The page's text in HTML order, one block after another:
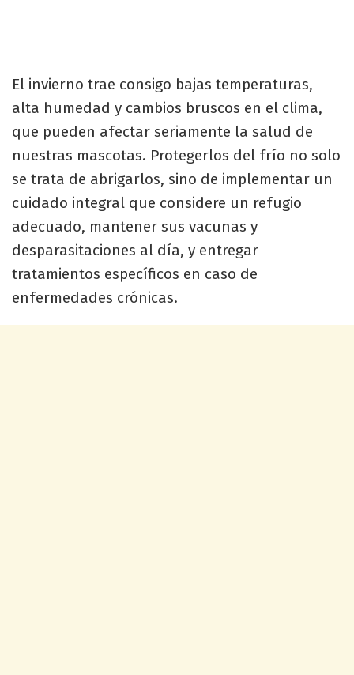
El invierno trae consigo bajas temperaturas,
alta humedad y cambios bruscos en el clima,
que pueden afectar seriamente la salud de
nuestras mascotas. Protegerlos del frío no solo
se trata de abrigarlos, sino de implementar un
cuidado integral que considere un refugio
adecuado, mantener sus vacunas y
desparasitaciones al día, y entregar
tratamientos específicos en caso de
enfermedades crónicas.